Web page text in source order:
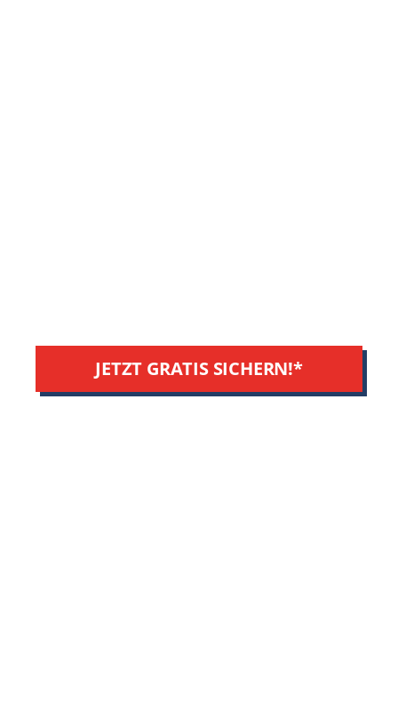
JETZT GRATIS SICHERN!*